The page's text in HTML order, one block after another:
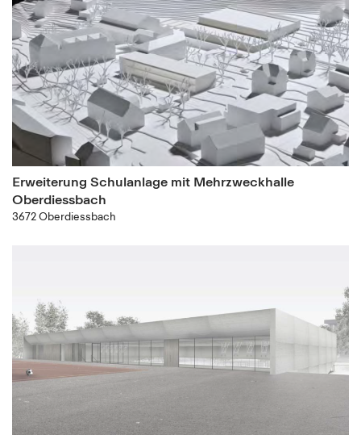
Erweiterung Schulanlage mit Mehrzweckhalle
Oberdiessbach
3672 Oberdiessbach